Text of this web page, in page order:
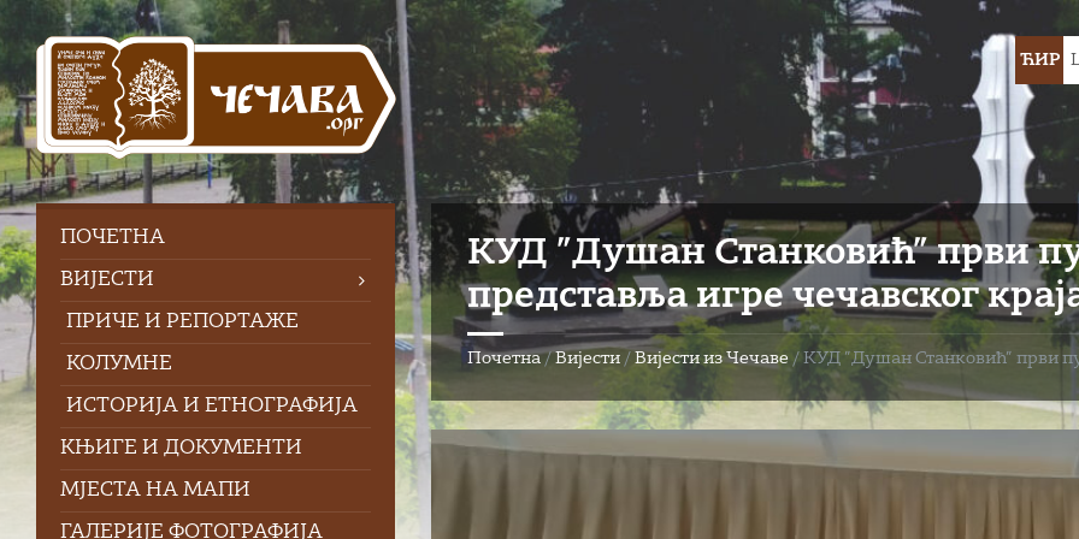
Skip
content
Skip
left
sidebar
Skip
footer
Choose
ЋИР
КУД ”Душан Станковић” први
представља игре чечавског
Почетна/Вијести /Вијести из Чечаве /КУД ”Душан Станковић” први
ПOЧЕТНА
ВИЈЕСТИ
ПРИЧЕ И РЕПОРТАЖЕ
КОЛУМНЕ
ИСТОРИЈА И ЕТНОГРАФИЈА
КЊИГЕ И ДОКУМЕНТИ
МЈЕСТА НА МАПИ
ГАЛЕРИЈЕ ФОТОГРАФИЈА